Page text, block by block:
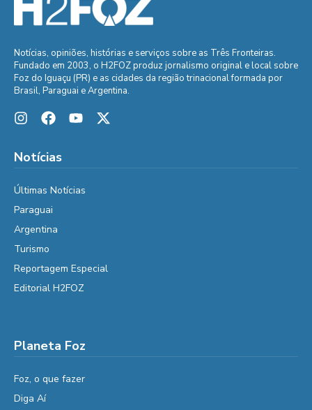
Notícias, opiniões, histórias e serviços sobre as Três Fronteiras.
Fundado em 2003, o H2FOZ produz jornalismo original e local sobre
Foz do Iguaçu (PR) e as cidades da região trinacional formada por
Brasil, Paraguai e Argentina.
Notícias
Últimas Notícias
Paraguai
Argentina
Turismo
Reportagem Especial
Editorial H2FOZ
Planeta Foz
Foz, o que fazer
Diga Aí